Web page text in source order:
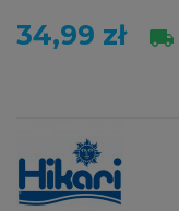
34,99 zł local_shipping